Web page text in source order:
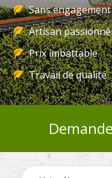
Sans engagement
Artisan passionné
Prix imbattable
Travail de qualité